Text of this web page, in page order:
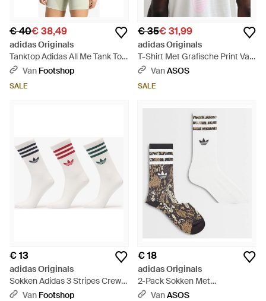
€ 40€ 38,49
adidas Originals
Tanktop Adidas All Me Tank Top
- WitVan Footshop
SALE
€ 35€ 31,99
adidas Originals
T-Shirt Met Grafische Print Van
Hotelsleutel - Wit
VanASOS
SALE
€ 13
adidas Originals
Sokken Adidas 3 Stripes Crew
Socks 3 Pairs Night/ Team
Van Footshop
€ 18
adidas Originals
2-Pack Sokken Met
Slangenprint - Wit
VanASOS